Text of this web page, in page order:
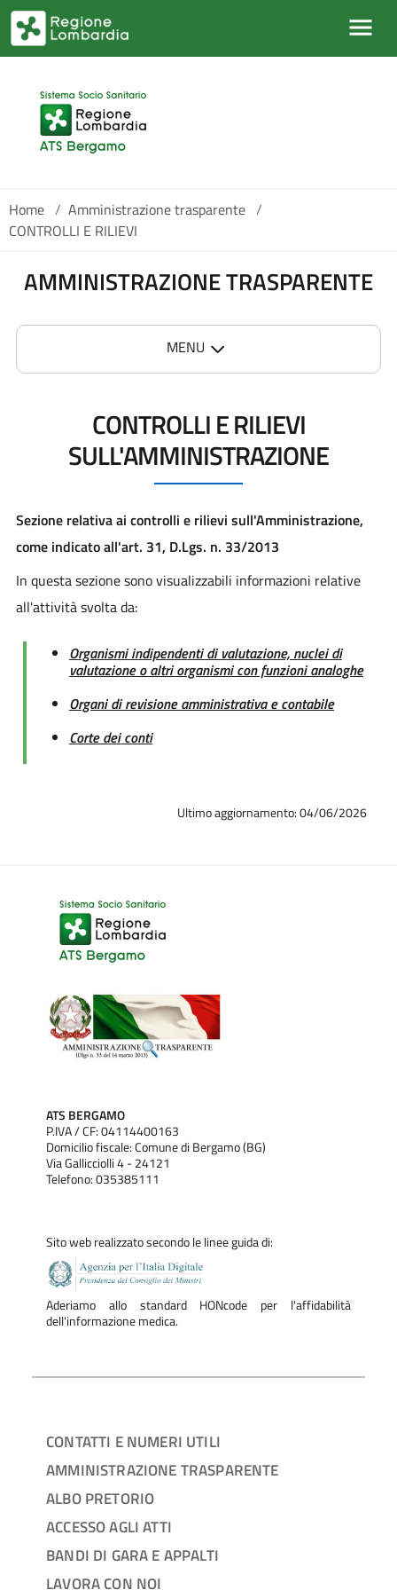
Salta al contenuto principale
Home / Amministrazione trasparente /
CONTROLLI E RILIEVI
AMMINISTRAZIONE TRASPARENTE
MENU
CONTROLLI E RILIEVI
SULL'AMMINISTRAZIONE
Sezione relativa ai controlli e rilievi sull'Amministrazione,
come indicato all'art. 31, D.Lgs. n. 33/2013
In questa sezione sono visualizzabili informazioni relative
all'attività svolta da:
Organismi indipendenti di valutazione, nuclei di
valutazione o altri organismi con funzioni analoghe
Organi di revisione amministrativa e contabile
Corte dei conti
Ultimo aggiornamento: 04/06/2026
ATS BERGAMO
P.IVA / CF: 04114400163
Domicilio fiscale: Comune di Bergamo (BG)
Via Gallicciolli 4 - 24121
Telefono: 035385111
Sito web realizzato secondo le linee guida di:
Aderiamo allo standard HONcode per l'affidabilità
dell'informazione medica.
CONTATTI E NUMERI UTILI
AMMINISTRAZIONE TRASPARENTE
ALBO PRETORIO
ACCESSO AGLI ATTI
BANDI DI GARA E APPALTI
LAVORA CON NOI